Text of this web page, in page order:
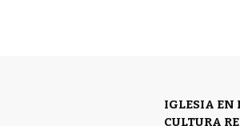
IGLESIA EN
CULTURA